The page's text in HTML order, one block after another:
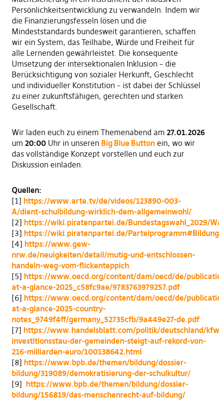
Persönlichkeitsentwicklung zu verwandeln. Indem wir
die Finanzierungsfesseln lösen und die
Mindeststandards bundesweit garantieren, schaffen
wir ein System, das Teilhabe, Würde und Freiheit für
alle Lernenden gewährleistet. Die konsequente
Umsetzung der intersektionalen Inklusion – die
Berücksichtigung von sozialer Herkunft, Geschlecht
und individueller Konstitution – ist dabei der Schlüssel
zu einer zukunftsfähigen, gerechten und starken
Gesellschaft.
Wir laden euch zu einem Themenabend am 27.01.2026
um 20:00Uhr in unseren Big Blue Buttonein, wo wir
das vollständige Konzept vorstellen und euch zur
Diskussion einladen.
Quellen:
[1] https://www.arte.tv/de/videos/123890-003-
A/dient-schulbildung-wirklich-dem-allgemeinwohl/
[2] https://wiki.piratenpartei.de/Bundestagswahl_2029/
[3] https://wiki.piratenpartei.de/Parteiprogramm#Bildung
[4] https://www.gew-
nrw.de/neuigkeiten/detail/mutig-und-entschlossen-
handeln-weg-vom-flickenteppich
[5] https://www.oecd.org/content/dam/oecd/de/
at-a-glance-2025_c58fc9ae/9783763979257.pdf
[6] https://www.oecd.org/content/dam/oecd/de/
at-a-glance-2025-country-
notes_9749f4ff/germany_52735cfb/9a449e27-de.pdf
[7] https://www.handelsblatt.com/politik/deutschland/
investitionsstau-der-gemeinden-steigt-auf-rekord-von-
216-milliarden-euro/100138642.html
[8] https://www.bpb.de/themen/bildung/dossier-
bildung/319089/demokratisierung-der-schulkultur/
[9] https://www.bpb.de/themen/bildung/dossier-
bildung/156819/das-menschenrecht-auf-bildung/